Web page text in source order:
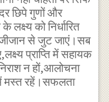
छिपे गुणों और
को निर्धारित
से जुट जाएं।सब
प्राप्ति में सहायक
न हों,आलोचना
मस्त रहें।सफलता